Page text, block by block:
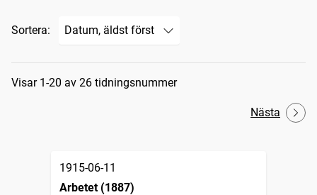
Sortera:
Sökresultat
Visar 1-20 av 26 tidningsnummer
Nästa
1915-06-11
Arbetet (1887)